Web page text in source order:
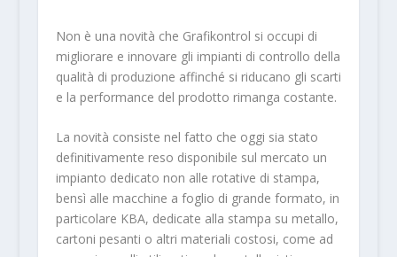
Non è una novità che Grafikontrol si occupi di
migliorare e innovare gli impianti di controllo della
qualità di produzione affinché si riducano gli scarti
e la performance del prodotto rimanga costante.
La novità consiste nel fatto che oggi sia stato
definitivamente reso disponibile sul mercato un
impianto dedicato non alle rotative di stampa,
bensì alle macchine a foglio di grande formato, in
particolare KBA, dedicate alla stampa su metallo,
cartoni pesanti o altri materiali costosi, come ad